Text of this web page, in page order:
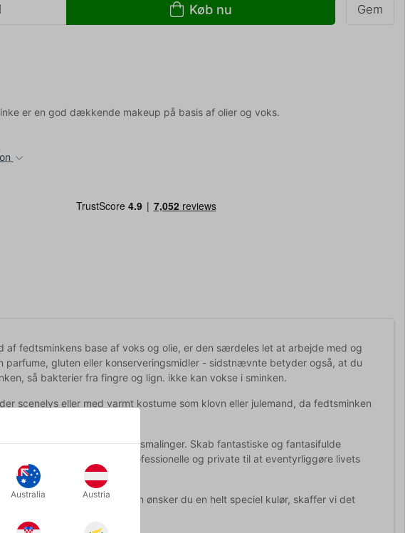
Køb nu Gem
er en god dækkende makeup på basis af olier og voks.
af fedtsminkens base af voks og olie, er den særdeles let at arbejde med og
gluten eller konserveringsmidler - sidstnævnte betyder også, at du
så bakterier fra fingre og lign. ikke kan vokse i sminken.
scenelys eller med varmt kostume som klovn eller julemand, da fedtsminken
udklædninger og ansigtsmalinger. Skab fantastiske og fantasifulde
bare for sjov! Bruges af professionelle og private til at eventyrliggøre livets
mest populære farver, men ønsker du en helt speciel kulør, skaffer vi det
Australia Austria